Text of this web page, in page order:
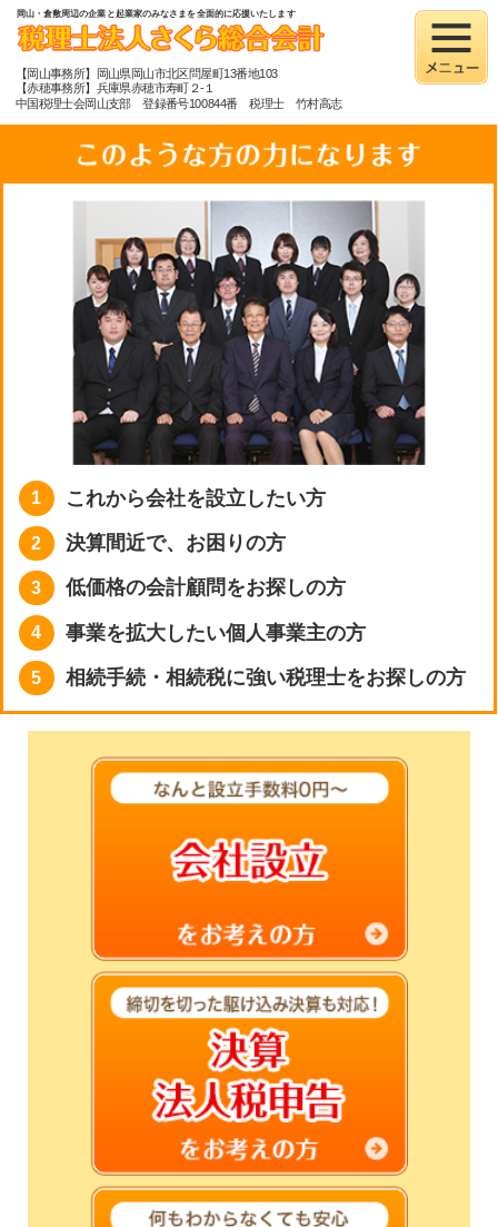
岡山・倉敷周辺の企業と起業家のみなさまを全面的に応援いたします
【岡山事務所】岡山県岡山市北区問屋町13番地103
【赤穂事務所】兵庫県赤穂市寿町２-１
中国税理士会岡山支部 登録番号100844番 税理士 竹村高志
1 これから会社を設立したい方
2 決算間近で、お困りの方
3 低価格の会計顧問をお探しの方
4 事業を拡大したい個人事業主の方
5 相続手続・相続税に強い税理士をお探しの方